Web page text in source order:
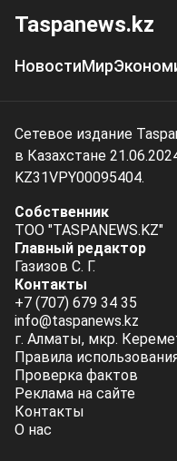
Taspanews.kz
НовостиМир
Сетевое издание
в Казахстане
KZ31VPY00095404.
Собственник
ТОО "TASPANEWS.KZ"
Главный редактор
Газизов С. Г.
Контакты
+7 (707) 679 34 35
info@taspanews.kz
г. Алматы, мкр.
Правила
Проверка фактов
Реклама на сайте
Контакты
О нас